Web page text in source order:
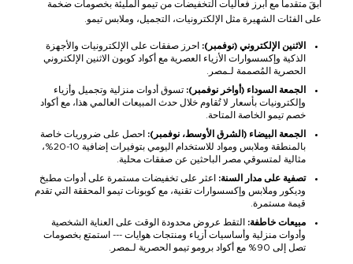
ابقَ متقدماً مع أبرز فعاليات التخفيضات من تيمو المليئة بخصومات ضخمة
على الفئات الشهيرة مثل الإلكترونيات، التجميل، وملابس تيمو.
الاثنين الإلكتروني (نوفمبر): احرز صفقات على الإلكترونيات والأجهزة
الذكية وإكسسوارات الأزياء العصرية مع أكواد كوبون الاثنين الإلكتروني
الحصرية المُصممة لـمصر.
الجمعة السوداء (أواخر نوفمبر): تسوق أدوات منزلية وتجميل وأزياء
وإلكترونيات بأسعار لا تُقاوم خلال حدث المبيعات العالمي هذا، مع أكواد
خصم تيمو الخاصة المتاحة.
الجمعة البيضاء (الشرق الأوسط، نوفمبر): احصل على ضروريات خاصة
بالمنطقة وملابس ومواد للاستخدام اليومي بتوفيرات إضافية 10-20%،
مثالية لمتسوقي مصر الباحثين عن صفقات محلية.
تصفية على مدار السنة: اعثر على تخفيضات مستمرة على أدوات مطبخ
وديكور وملابس وإكسسوارات تقنية، مع كوبونات تيمو المحققة التي تقدم
قيمة مستمرة.
مبيعات خاطفة: التقط عروض محدودة الوقت على العناية الشخصية
وأدوات منزلية وأساسيات أزياء ومنتجات هوايات --- استمتع بخصومات
تصل إلى 90% مع أكواد برومو تيمو الحصرية لـمصر.